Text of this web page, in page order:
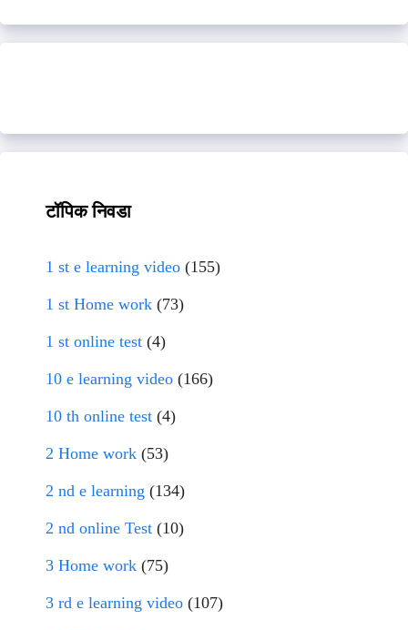
टॉपिक निवडा
1 st e learning video (155)
1 st Home work (73)
1 st online test (4)
10 e learning video (166)
10 th online test (4)
2 Home work (53)
2 nd e learning (134)
2 nd online Test (10)
3 Home work (75)
3 rd e learning video (107)